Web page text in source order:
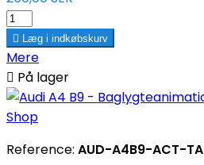
 Læg i indkøbskurv
Mere
 På lager
Reference: AUD-A4B9-ACT-TA